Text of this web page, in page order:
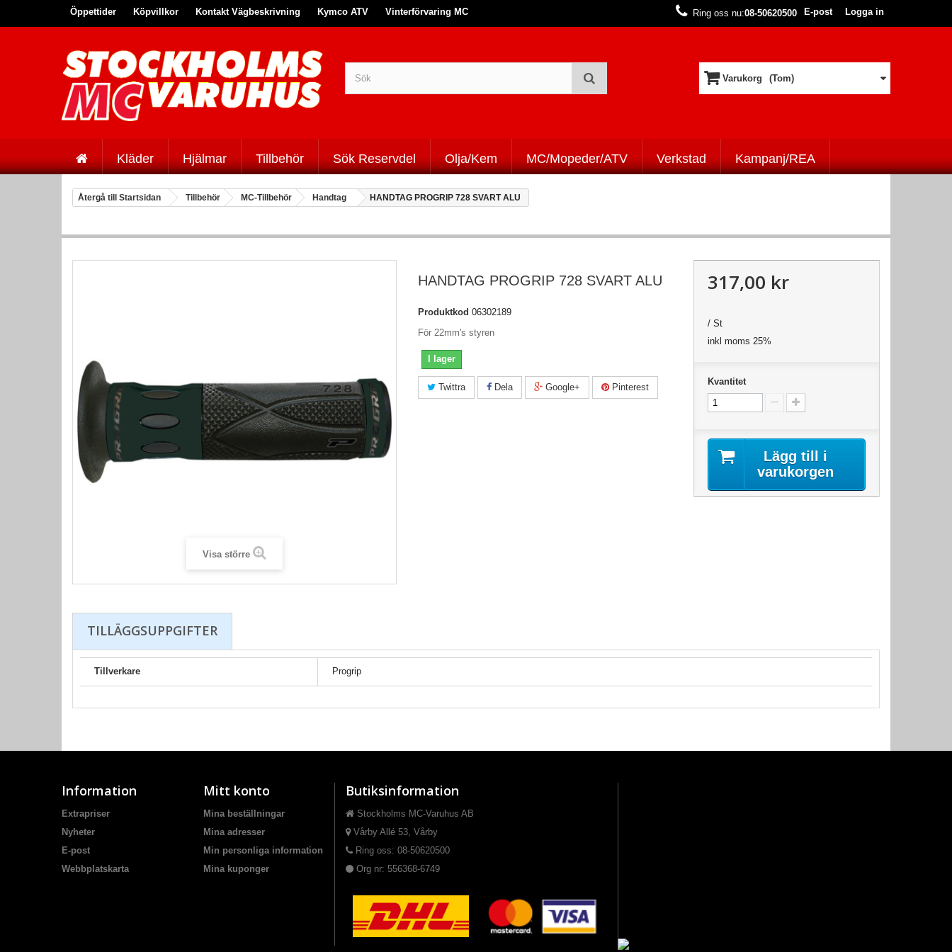
Öppettider Köpvillkor Kontakt Vägbeskrivning Kymco ATV Vinterförvaring MC Logga in
E-post
Ring oss nu:08-50620500
Varukorg (Tom)
Kläder Hjälmar Tillbehör Sök Reservdel Olja/Kem MC/Mopeder/ATV Verkstad Kampanj/REA
Återgå till Startsidan Tillbehör MC-Tillbehör Handtag HANDTAG PROGRIP 728 SVART ALU
Visa större
HANDTAG PROGRIP 728 SVART ALU
Produktkod 06302189
För 22mm's styren
I lager
Twittra Dela Google+ Pinterest
317,00 kr
/ St
inkl moms 25%
Kvantitet
Lägg till i
varukorgen
TILLÄGGSUPPGIFTER
Tillverkare Progrip
Information
Extrapriser
Nyheter
E-post
Webbplatskarta
Mitt konto
Mina beställningar
Mina adresser
Min personliga information
Mina kuponger
Butiksinformation
Stockholms MC-Varuhus AB
Vårby Allé 53, Vårby
Ring oss: 08-50620500
Org nr: 556368-6749